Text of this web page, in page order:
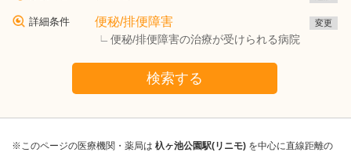
詳細条件 便秘/排便障害
便秘/排便障害の治療が受けられる病院
変更
検索する
※このページの医療機関・薬局は 杁ヶ池公園駅(リニモ) を中心に直線距離の